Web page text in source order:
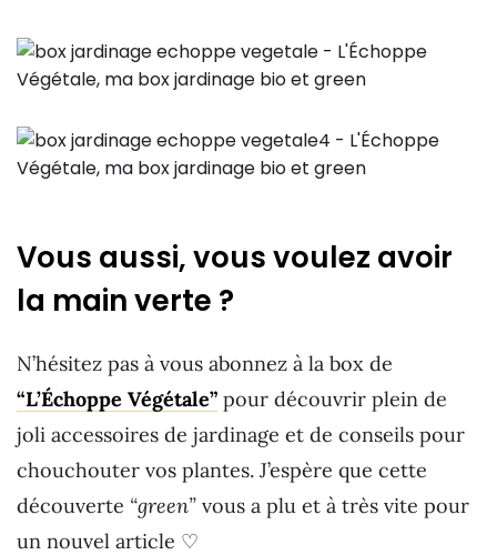
Vous aussi, vous voulez avoir
la main verte ?
N’hésitez pas à vous abonnez à la box de
“L’Échoppe Végétale” pour découvrir plein de
joli accessoires de jardinage et de conseils pour
chouchouter vos plantes. J’espère que cette
découverte “green” vous a plu et à très vite pour
un nouvel article ♡